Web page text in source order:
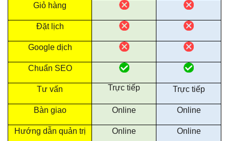
Giỏ hàng
Đặt lịch
Google dịch
Chuẩn SEO
Tư vấn Trực tiếp Trực tiếp
Bàn giao Online Online
Hướng dẫn quản trị Online Online